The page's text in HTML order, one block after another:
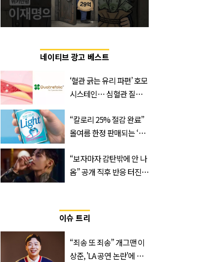
네이티브 광고 베스트
‘혈관 긁는 유리 파편’ 호모
시스테인… 심혈관 질환
“칼로리 25% 절감 완료”
올여름 한정 판매되는 ‘최
“보자마자 감탄밖에 안 나
옴” 공개 직후 반응 터진
이슈 트리
“죄송 또 죄송” 개그맨 이
상준, 'LA 공연 논란'에 고